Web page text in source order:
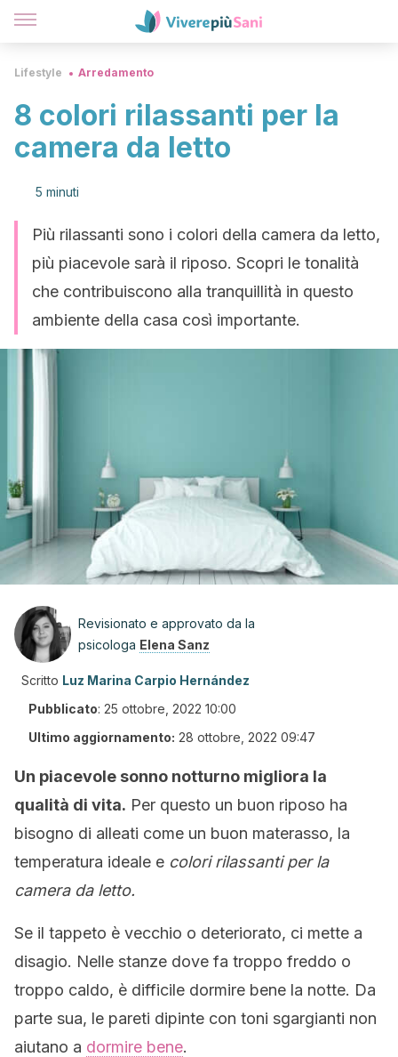
Lifestyle Arredamento
8 colori rilassanti per la
camera da letto
5 minuti
Più rilassanti sono i colori della camera da letto,
più piacevole sarà il riposo. Scopri le tonalità
che contribuiscono alla tranquillità in questo
ambiente della casa così importante.
Revisionato e approvato da la
psicologa Elena Sanz
Scritto Luz Marina Carpio Hernández
Pubblicato: 25 ottobre, 2022 10:00
Ultimo aggiornamento: 28 ottobre, 2022 09:47
Un piacevole sonno notturno migliora la
qualità di vita. Per questo un buon riposo ha
bisogno di alleati come un buon materasso, la
temperatura ideale e colori rilassanti per la
camera da letto.
Se il tappeto è vecchio o deteriorato, ci mette a
disagio. Nelle stanze dove fa troppo freddo o
troppo caldo, è difficile dormire bene la notte. Da
parte sua, le pareti dipinte con toni sgargianti non
aiutano a dormire bene.